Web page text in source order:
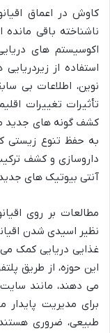
کاوش در اعماق
ناشناخته باقی
اکوسیستم های
نوین، اطلاعات بی
تأثیرات تغییرات
کشف گونه های جدید
به حفظ تنوع زیستی
داروسازی و کشف
آنتی بیوتیک های
مطالعات بر روی
نظیر اسیدی شدن
غذایی دریایی کمک
این حوزه، از طریق
می دهند، مانند
برای مدیریت
طبیعی، ضروری